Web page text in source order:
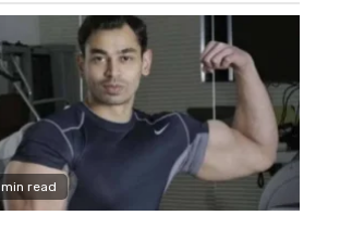
min read